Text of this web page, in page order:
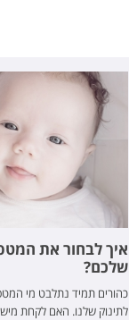
איך לבחור את
שלכם?
כהורים תמיד נתלבט מי
לתינוק שלנו. האם לקחת